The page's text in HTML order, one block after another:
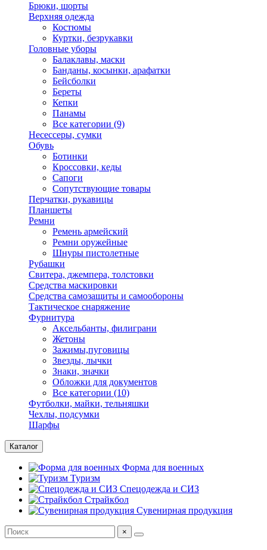
Брюки, шорты
Верхняя одежда
Костюмы
Куртки, безрукавки
Головные уборы
Балаклавы, маски
Банданы, косынки, арафатки
Бейсболки
Береты
Кепки
Панамы
Все категории (9)
Несессеры, сумки
Обувь
Ботинки
Кроссовки, кеды
Сапоги
Сопутствующие товары
Перчатки, рукавицы
Планшеты
Ремни
Ремень армейский
Ремни оружейные
Шнуры пистолетные
Рубашки
Свитера, джемпера, толстовки
Средства маскировки
Средства самозащиты и самообороны
Тактическое снаряжение
Фурнитура
Аксельбанты, филиграни
Жетоны
Зажимы,пуговицы
Звезды, лычки
Знаки, значки
Обложки для документов
Все категории (10)
Футболки, майки, тельняшки
Чехлы, подсумки
Шарфы
Каталог
Форма для военных
Туризм
Спецодежда и СИЗ
Страйкбол
Сувенирная продукция
×